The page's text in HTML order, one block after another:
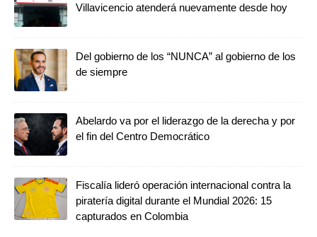
Villavicencio atenderá nuevamente desde hoy
Del gobierno de los “NUNCA” al gobierno de los
de siempre
Abelardo va por el liderazgo de la derecha y por
el fin del Centro Democrático
Fiscalía lideró operación internacional contra la
piratería digital durante el Mundial 2026: 15
capturados en Colombia